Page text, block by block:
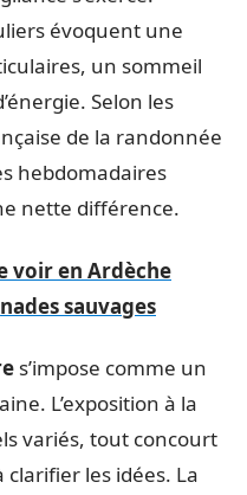
évoquent une
un sommeil
Selon les
de la randonnée
hebdomadaires
nette différence.
voir en Ardèche
sauvages
s’impose comme un
L’exposition à la
variés, tout concourt
les idées. La